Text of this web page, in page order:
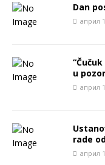
Dan
април
u
април
rade
април